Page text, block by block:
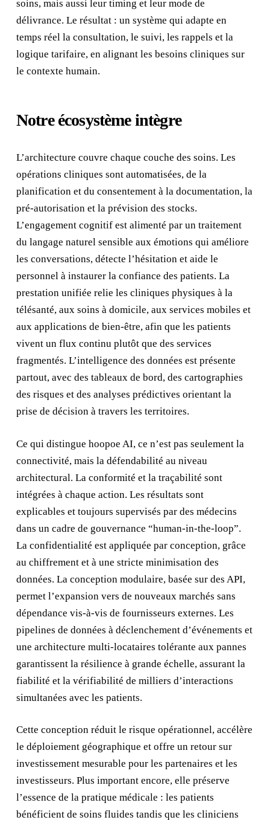
soins, mais aussi leur timing et leur mode de
délivrance. Le résultat : un système qui adapte en
temps réel la consultation, le suivi, les rappels et la
logique tarifaire, en alignant les besoins cliniques sur
le contexte humain.
Notre écosystème intègre
L’architecture couvre chaque couche des soins. Les
opérations cliniques sont automatisées, de la
planification et du consentement à la documentation, la
pré‑autorisation et la prévision des stocks.
L’engagement cognitif est alimenté par un traitement
du langage naturel sensible aux émotions qui améliore
les conversations, détecte l’hésitation et aide le
personnel à instaurer la confiance des patients. La
prestation unifiée relie les cliniques physiques à la
télésanté, aux soins à domicile, aux services mobiles et
aux applications de bien‑être, afin que les patients
vivent un flux continu plutôt que des services
fragmentés. L’intelligence des données est présente
partout, avec des tableaux de bord, des cartographies
des risques et des analyses prédictives orientant la
prise de décision à travers les territoires.
Ce qui distingue hoopoe AI, ce n’est pas seulement la
connectivité, mais la défendabilité au niveau
architectural. La conformité et la traçabilité sont
intégrées à chaque action. Les résultats sont
explicables et toujours supervisés par des médecins
dans un cadre de gouvernance “human-in-the-loop”.
La confidentialité est appliquée par conception, grâce
au chiffrement et à une stricte minimisation des
données. La conception modulaire, basée sur des API,
permet l’expansion vers de nouveaux marchés sans
dépendance vis‑à‑vis de fournisseurs externes. Les
pipelines de données à déclenchement d’événements et
une architecture multi‑locataires tolérante aux pannes
garantissent la résilience à grande échelle, assurant la
fiabilité et la vérifiabilité de milliers d’interactions
simultanées avec les patients.
Cette conception réduit le risque opérationnel, accélère
le déploiement géographique et offre un retour sur
investissement mesurable pour les partenaires et les
investisseurs. Plus important encore, elle préserve
l’essence de la pratique médicale : les patients
bénéficient de soins fluides tandis que les cliniciens